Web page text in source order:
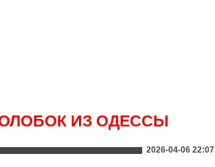
ИЗ ОДЕССЫ
2026-04-06 22:07